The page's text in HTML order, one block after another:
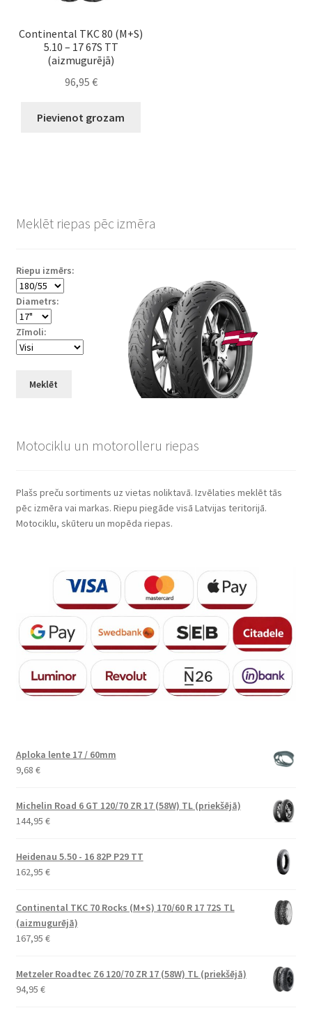
Continental TKC 80 (M+S)
5.10 – 17 67S TT
(aizmugurējā)
96,95 €
Pievienot grozam
Meklēt riepas pēc izmēra
Riepu izmērs:
Diametrs:
Zīmoli:
Meklēt
Motociklu un motorolleru riepas
Plašs preču sortiments uz vietas noliktavā. Izvēlaties meklēt tās
pēc izmēra vai markas. Riepu piegāde visā Latvijas teritorijā.
Motociklu, skūteru un mopēda riepas.
Aploka lente 17 / 60mm
9,68 €
Michelin Road 6 GT 120/70 ZR 17 (58W) TL (priekšējā)
144,95 €
Heidenau 5.50 - 16 82P P29 TT
162,95 €
Continental TKC 70 Rocks (M+S) 170/60 R 17 72S TL
(aizmugurējā)
167,95 €
Metzeler Roadtec Z6 120/70 ZR 17 (58W) TL (priekšējā)
94,95 €